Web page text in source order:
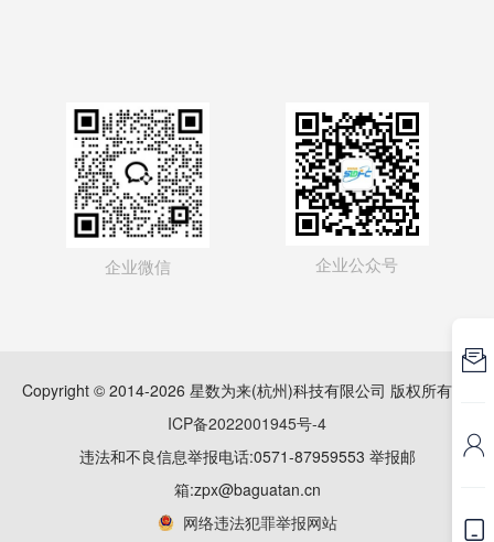
企业微信 企业公众号
Copyright © 2014-2026 星数为来(杭州)科技有限公司 版权所有
ICP备2022001945号-4
违法和不良信息举报电话:0571-87959553 举报邮
箱:zpx@baguatan.cn
网络违法犯罪举报网站


